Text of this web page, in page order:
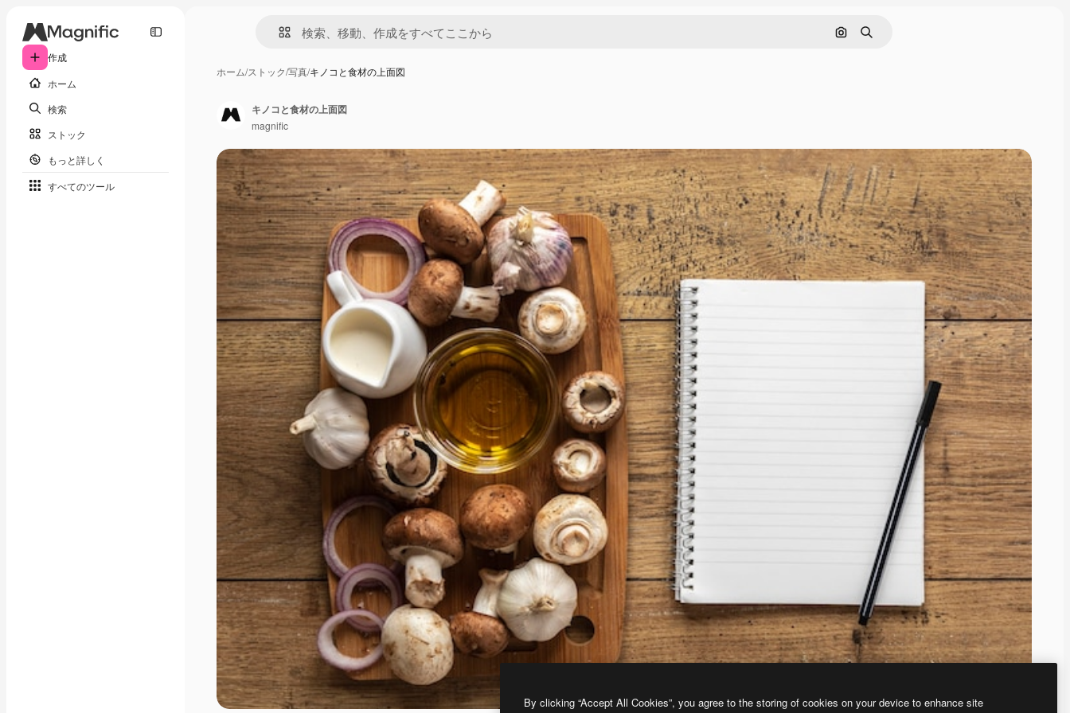
作成
ホーム
検索
ストック
もっと詳しく
すべてのツール
画像で検索
検索
ホーム/ストック/写真/キノコと食材の上面図
キノコと食材の上面図
magnific
By clicking “Accept All Cookies”, you agree to the storing of cookies on your device to enhance site